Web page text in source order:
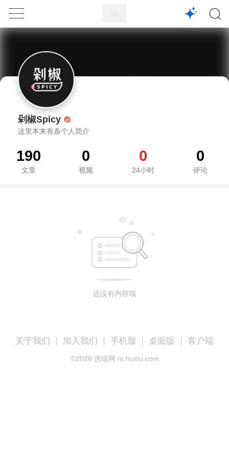
1X
剁椒Spicy
这里本来有条个人简介
190
文章
0
视频
0
24小时
0
评论
还没有内容哦
关于我们 加入我们 手机版 桌面版 客户端
©2026 虎嗅网 m.huxiu.com